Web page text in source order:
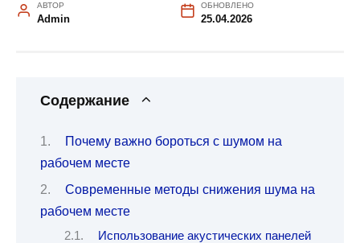
АВТОР
Admin
ОБНОВЛЕНО
25.04.2026
Содержание
Почему важно бороться с шумом на
рабочем месте
Современные методы снижения шума на
рабочем месте
Использование акустических панелей